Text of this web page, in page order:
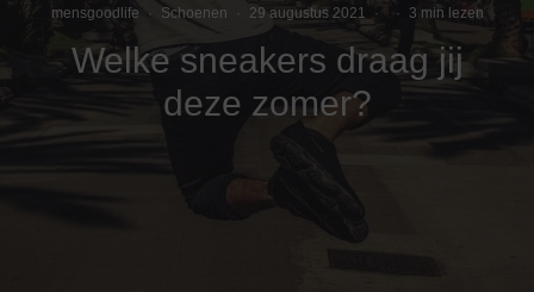
mensgoodlife · Schoenen · 29 augustus 2021 · · 3 min lezen
Welke sneakers draag jij
deze zomer?